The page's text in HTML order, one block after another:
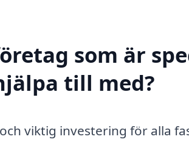
som är
till med?
viktig investering för alla